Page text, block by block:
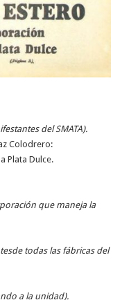
del SMATA).
Colodrero:
Plata Dulce.
que maneja la
todas las fábricas del
a la unidad).